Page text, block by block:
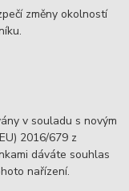
změny okolností
v souladu s novým
2016/679 z
dáváte souhlas
nařízení.